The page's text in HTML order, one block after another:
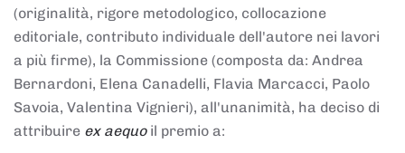
(originalità, rigore metodologico, collocazione
editoriale, contributo individuale dell'autore nei lavori
a più firme), la Commissione (composta da: Andrea
Bernardoni, Elena Canadelli, Flavia Marcacci, Paolo
Savoia, Valentina Vignieri), all'unanimità, ha deciso di
attribuire ex aequoil premio a: